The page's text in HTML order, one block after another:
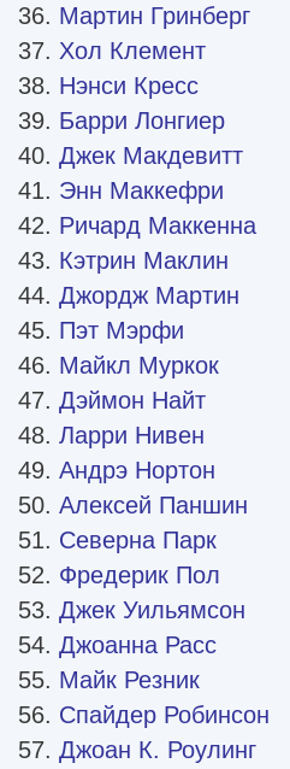
Мартин Гринберг
Хол Клемент
Нэнси Кресс
Барри Лонгиер
Джек Макдевитт
Энн Маккефри
Ричард Маккенна
Кэтрин Маклин
Джордж Мартин
Пэт Мэрфи
Майкл Муркок
Дэймон Найт
Ларри Нивен
Андрэ Нортон
Алексей Паншин
Северна Парк
Фредерик Пол
Джек Уильямсон
Джоанна Расс
Майк Резник
Спайдер Робинсон
Джоан К. Роулинг